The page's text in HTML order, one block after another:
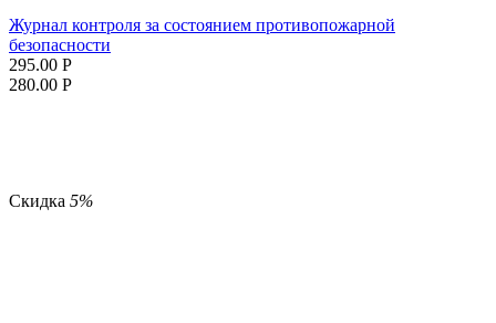
Журнал контроля за состоянием противопожарной
безопасности
295.00 Р
280.00 Р
Скидка 5%